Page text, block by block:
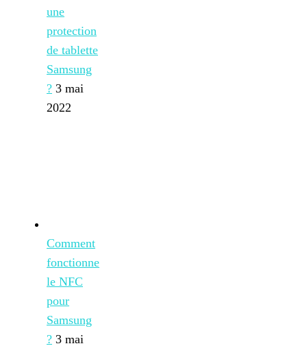
une
protection
de tablette
Samsung
? 3 mai
2022
Comment
fonctionne
le NFC
pour
Samsung
? 3 mai